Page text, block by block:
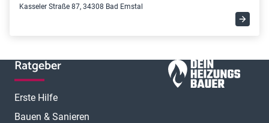
Kasseler Straße 87, 34308 Bad Emstal
Ratgeber
Erste Hilfe
Bauen & Sanieren